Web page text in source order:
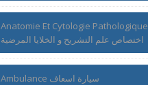
Anatomie Et Cytologie Pathologique
اختصاص علم التشريح و الخلايا المرضية
Ambulance سيارة اسعاف